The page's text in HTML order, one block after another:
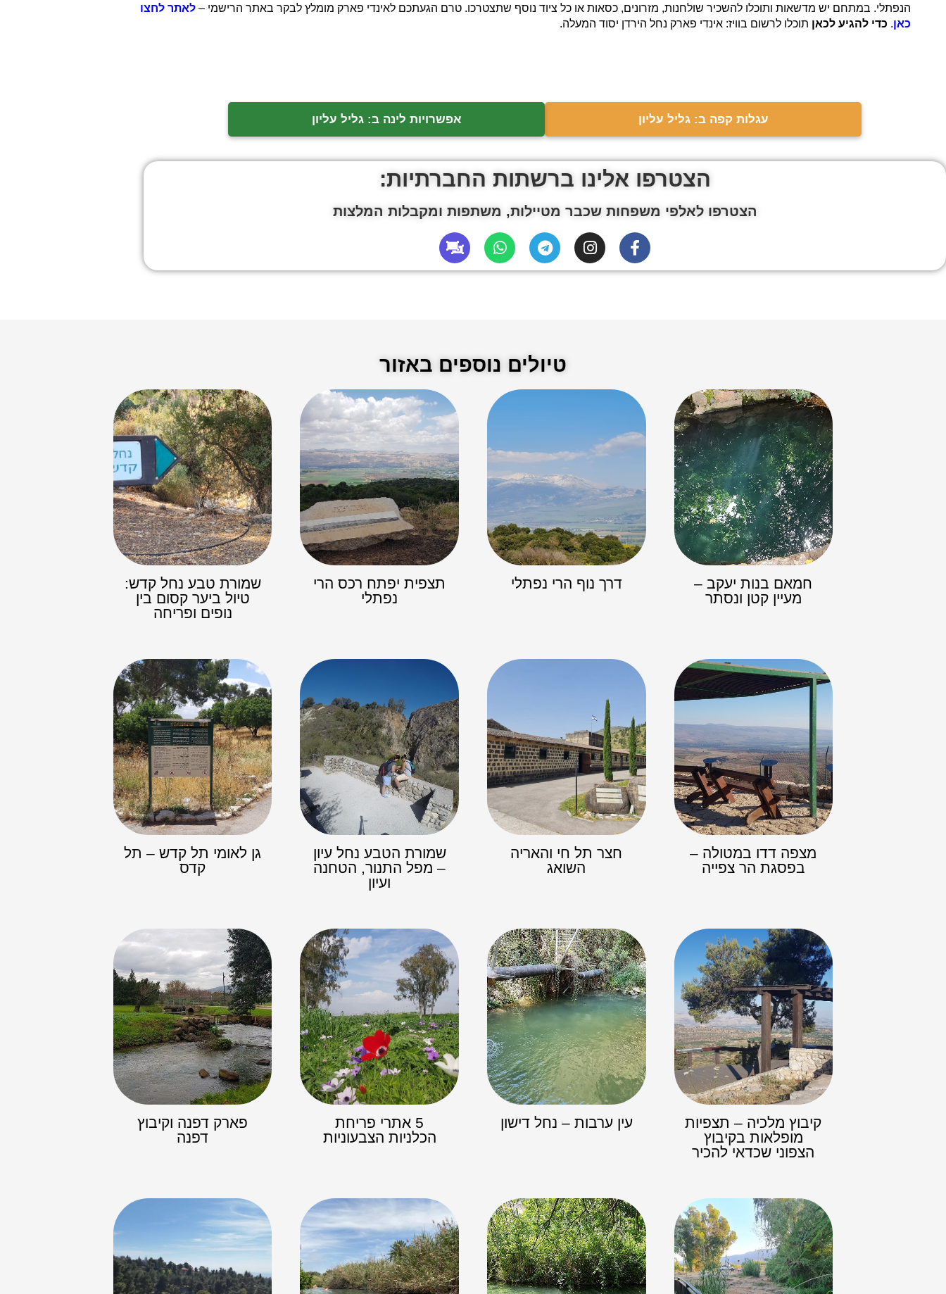
הנפתלי. במתחם יש מדשאות ותוכלו להשכיר שולחנות, מזרונים, כסאות או כל ציוד נוסף שתצטרכו. טרם הגעתכם לאינדי פארק מומלץ לבקר באתר הרישמי – לאתר לחצו
כאן. כדי להגיע לכאן תוכלו לרשום בוויז: אינדי פארק נחל הירדן יסוד המעלה.
עגלות קפה ב: גליל עליון אפשרויות לינה ב: גליל עליון
הצטרפו אלינו ברשתות החברתיות:
הצטרפו לאלפי משפחות שכבר מטיילות, משתפות ומקבלות המלצות
טיולים נוספים באזור
חמאם בנות יעקב –
מעיין קטן ונסתר​
דרך נוף הרי נפתלי
תצפית יפתח רכס הרי
נפתלי
שמורת טבע נחל קדש:
טיול ביער קסום בין
נופים ופריחה
מצפה דדו במטולה –
בפסגת הר צפייה
חצר תל חי והאריה
השואג
שמורת הטבע נחל עיון
– מפל התנור, הטחנה
ועיון
גן לאומי תל קדש – תל
קדס
קיבוץ מלכיה – תצפיות
מופלאות בקיבוץ
הצפוני שכדאי להכיר
עין ערבות – נחל דישון
5 אתרי פריחת
הכלניות הצבעוניות
פארק דפנה וקיבוץ
דפנה